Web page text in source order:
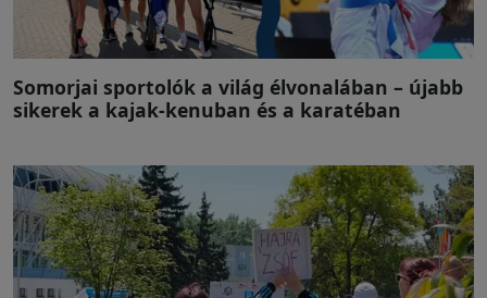
Somorjai sportolók a világ élvonalában – újabb
sikerek a kajak-kenuban és a karatéban